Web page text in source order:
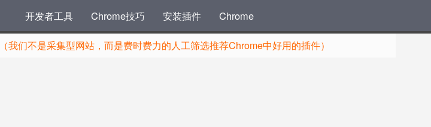
开发者工具 Chrome技巧 安装插件 Chrome
（我们不是采集型网站，而是费时费力的人工筛选推荐Chrome中好用的插件）